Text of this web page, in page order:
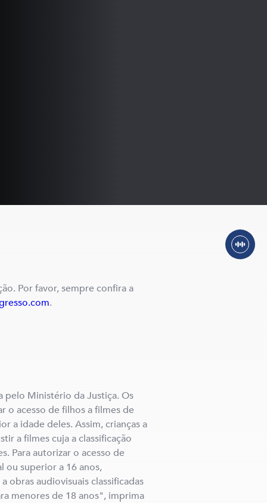
Por favor, sempre confira a
.
pelo Ministério da Justiça. Os
o acesso de filhos a filmes de
a idade deles. Assim, crianças a
a filmes cuja a classificação
Para autorizar o acesso de
ou superior a 16 anos,
obras audiovisuais classificadas
menores de 18 anos", imprima